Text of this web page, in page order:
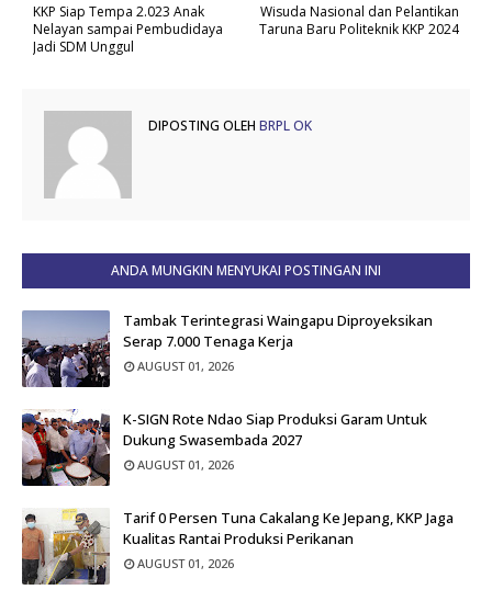
Wisuda Nasional dan Pelantikan
Taruna Baru Politeknik KKP 2024
KKP Siap Tempa 2.023 Anak
Nelayan sampai Pembudidaya
Jadi SDM Unggul
DIPOSTING OLEH BRPL OK
ANDA MUNGKIN MENYUKAI POSTINGAN INI
Tambak Terintegrasi Waingapu Diproyeksikan
Serap 7.000 Tenaga Kerja
AUGUST 01, 2026
K-SIGN Rote Ndao Siap Produksi Garam Untuk
Dukung Swasembada 2027
AUGUST 01, 2026
Tarif 0 Persen Tuna Cakalang Ke Jepang, KKP Jaga
Kualitas Rantai Produksi Perikanan
AUGUST 01, 2026